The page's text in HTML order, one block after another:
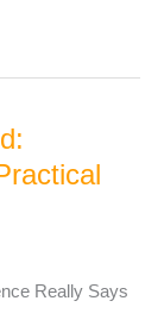
Really Says